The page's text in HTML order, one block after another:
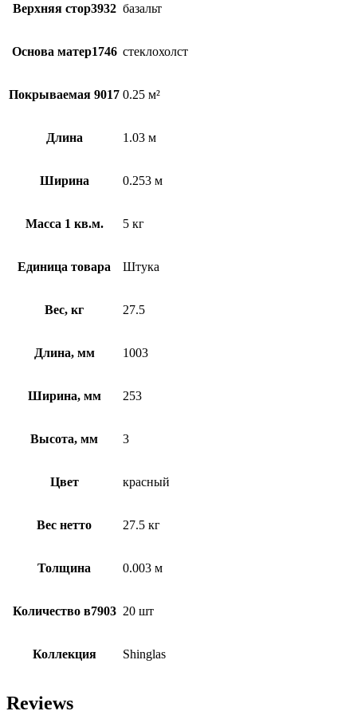
Верхняя стор3932 базальт
Основа матер1746 стеклохолст
Покрываемая 9017 0.25 м²
Длина 1.03 м
Ширина 0.253 м
Масса 1 кв.м. 5 кг
Единица товара Штука
Вес, кг 27.5
Длина, мм 1003
Ширина, мм 253
Высота, мм 3
Цвет красный
Вес нетто 27.5 кг
Толщина 0.003 м
Количество в7903 20 шт
Коллекция Shinglas
Reviews